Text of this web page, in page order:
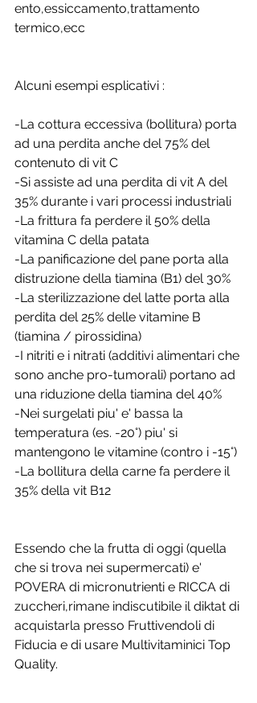
ento,essiccamento,trattamento
termico,ecc
Alcuni esempi esplicativi :
-La cottura eccessiva (bollitura) porta
ad una perdita anche del 75% del
contenuto di vit C
-Si assiste ad una perdita di vit A del
35% durante i vari processi industriali
-La frittura fa perdere il 50% della
vitamina C della patata
-La panificazione del pane porta alla
distruzione della tiamina (B1) del 30%
-La sterilizzazione del latte porta alla
perdita del 25% delle vitamine B
(tiamina / pirossidina)
-I nitriti e i nitrati (additivi alimentari che
sono anche pro-tumorali) portano ad
una riduzione della tiamina del 40%
-Nei surgelati piu' e' bassa la
temperatura (es. -20°) piu' si
mantengono le vitamine (contro i -15°)
-La bollitura della carne fa perdere il
35% della vit B12
Essendo che la frutta di oggi (quella
che si trova nei supermercati) e'
POVERA di micronutrienti e RICCA di
zuccheri,rimane indiscutibile il diktat di
acquistarla presso Fruttivendoli di
Fiducia e di usare Multivitaminici Top
Quality.